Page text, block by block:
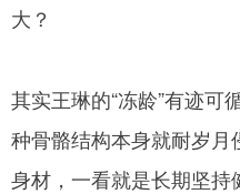
大？
其实王琳的“冻龄”有迹可
种骨骼结构本身就耐岁
身材，一看就是长期坚